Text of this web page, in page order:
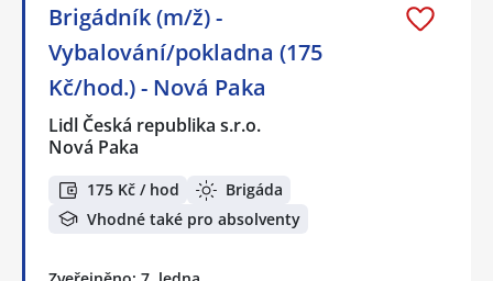
Brigádník (m/ž) -
Vybalování/pokladna (175
Kč/hod.) - Nová Paka
Lidl Česká republika s.r.o.
Nová Paka
175 Kč / hod
Brigáda
Vhodné také pro absolventy